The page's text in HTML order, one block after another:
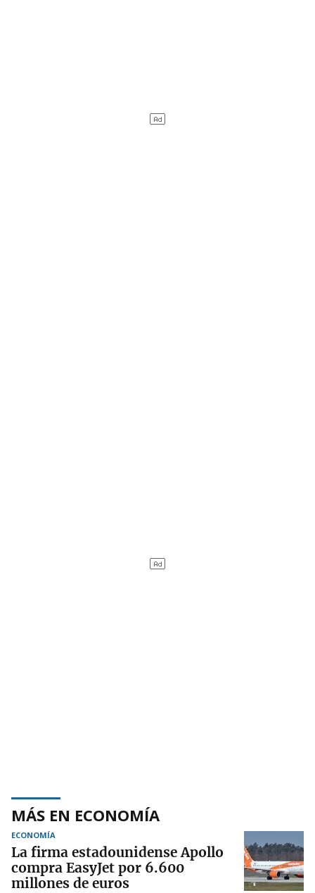
MÁS EN ECONOMÍA
ECONOMÍA
La firma estadounidense Apollo
compra EasyJet por 6.600
millones de euros